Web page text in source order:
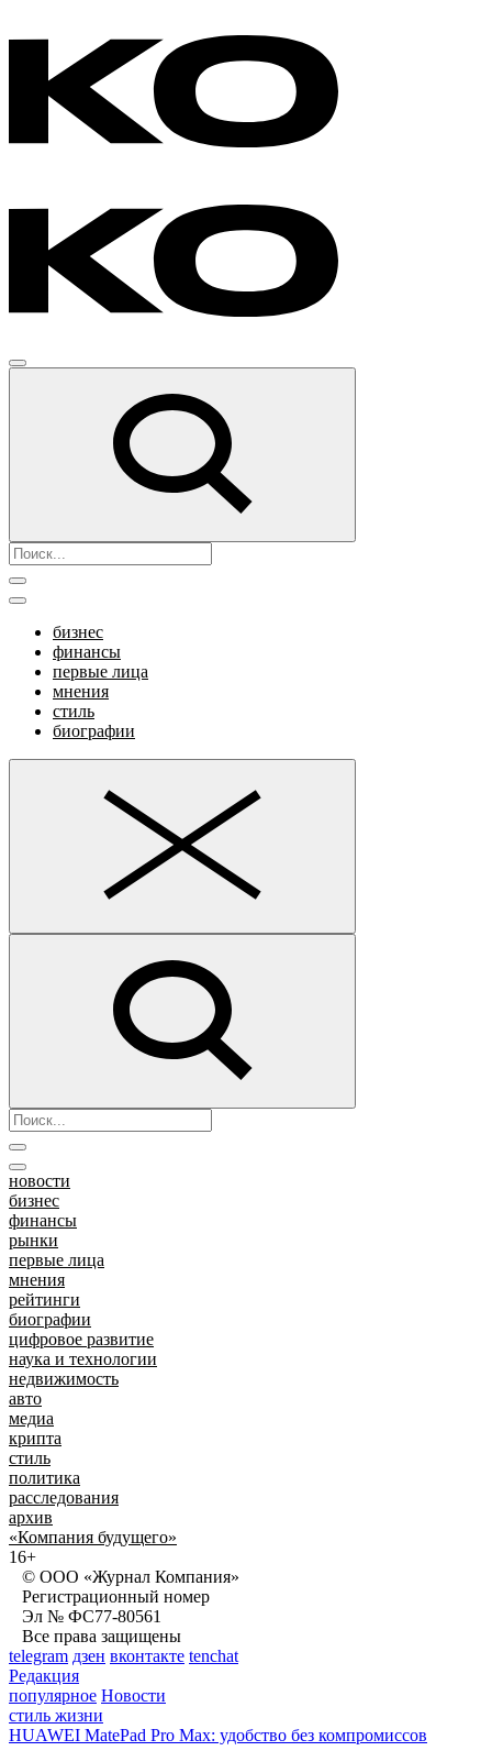
бизнес
финансы
первые лица
мнения
стиль
биографии
новости
бизнес
финансы
рынки
первые лица
мнения
рейтинги
биографии
цифровое развитие
наука и технологии
недвижимость
авто
медиа
крипта
стиль
политика
расследования
архив
«Компания будущего»
16+
© ООО «Журнал Компания»
Регистрационный номер
Эл № ФС77-80561
Все права защищены
telegram дзен вконтакте tenchat
Редакция
популярное Новости
стиль жизни
HUAWEI MatePad Pro Max: удобство без компромиссов